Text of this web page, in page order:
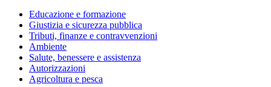
Educazione e formazione
Giustizia e sicurezza pubblica
Tributi, finanze e contravvenzioni
Ambiente
Salute, benessere e assistenza
Autorizzazioni
Agricoltura e pesca